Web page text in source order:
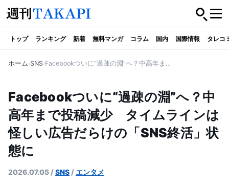
トップ ランキング 新着 無料マンガ コラム 国内 国際情報 タレコ
ホーム SNS Facebookついに“過疎の淵”へ？中高年まで投稿減少 タイムラインは怪しい広告だらけの「SNS終活」状態に
Facebookついに“過疎の淵”へ？中
高年まで投稿減少 タイムラインは
怪しい広告だらけの「SNS終活」状
態に
2026.07.05 /SNS / エンタメ